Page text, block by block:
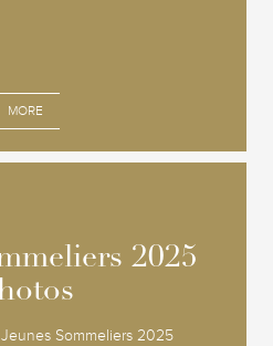
MORE
2025
Sommeliers 2025
2025